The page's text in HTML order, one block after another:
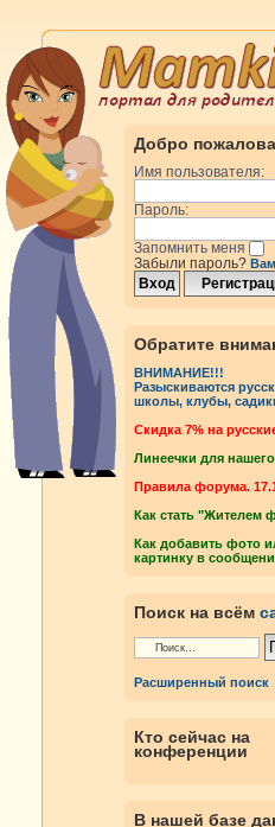
Добро
Имя пользователя:
Пароль:
Запомнить меня
Забыли пароль?
Обратите
ВНИМАНИЕ!!!
Разыскиваются
школы, клубы,
Cкидка 7% на
Линеечки для нашего
Правила форума.
Как стать "Жителем
Как добавить фото
картинку в
Поиск на всём
Расширенный поиск
Кто сейчас на
конференции
В нашей базе